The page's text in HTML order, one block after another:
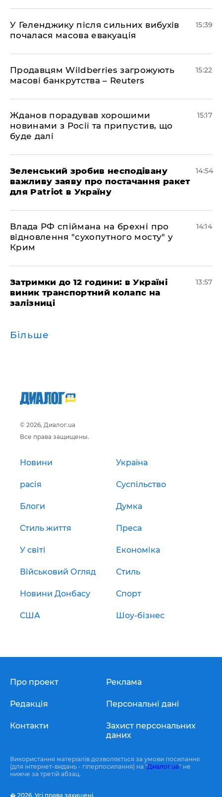
У Геленджику після сильних вибухів
почалася масова евакуація
15:39
Продавцям Wildberries загрожують
масові банкрутства – Reuters
15:22
Жданов порадував хорошими
новинами з Росії та припустив, що
буде далі
15:17
Зеленський зробив несподівану
важливу заяву про постачання ракет
для Patriot в Україну
14:54
Влада РФ спіймана на брехні про
відновлення "сухопутного мосту" у
Крим
14:14
Затримки до 12 години: в Україні
виник транспортний колапс на
залізниці
13:57
Більше
© 2026, Диалог.ua
Все права защищены.
Новини Україна
расія Суспільство
Блоги Думка
Стиль життя Преса
У світі Економіка
Військовий Огляд Стиль
Новини Донбасу Спорт
США Шоу-бізнес
Про проект
Редакція
Контакти
Реклама
Персональні дані
Захист персональних
даних
Використання матеріалів дозволяється за умови посилання
(для інтернет-видань - гіперпосилання) на "Диалог.ua" не
нижче за третій абзац.
� 2026, Усі права захищені.